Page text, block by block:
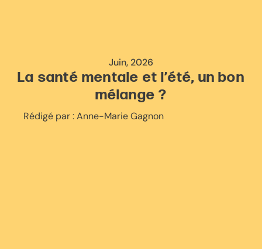
Juin, 2026
La santé mentale et l’été, un bon
mélange ?
Rédigé par :Anne-Marie Gagnon